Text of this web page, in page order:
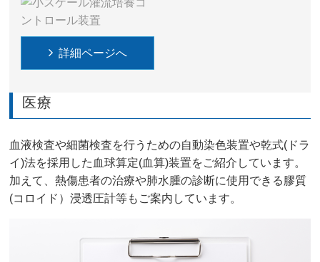
詳細ページへ
医療
血液検査や細菌検査を行うための自動染色装置や乾式(ドラ
イ)法を採用した血球算定(血算)装置をご紹介しています。
加えて、熱傷患者の治療や肺水腫の診断に使用できる膠質
(コロイド）浸透圧計等もご案内しています。